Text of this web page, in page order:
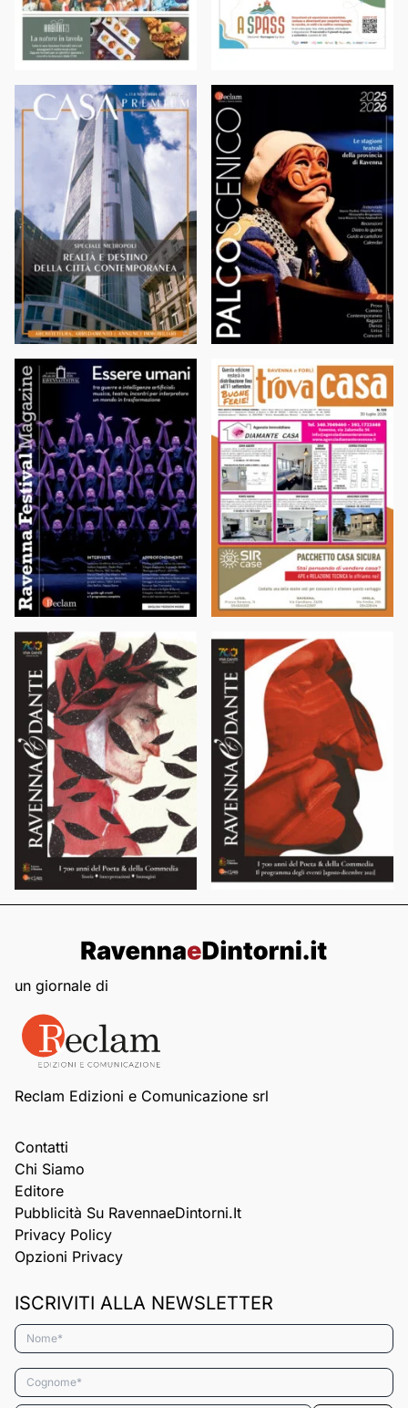
un giornale di
Reclam Edizioni e Comunicazione srl
Contatti
Chi Siamo
Editore
Pubblicità Su RavennaeDintorni.it
Privacy Policy
Opzioni Privacy
ISCRIVITI ALLA NEWSLETTER
Nome*
Cognome*